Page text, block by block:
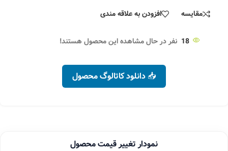
مقایسه افزودن به علاقه مندی
18 نفر در حال مشاهده این محصول هستند!
📥 دانلود کاتالوگ محصول
نمودار تغییر قیمت محصول